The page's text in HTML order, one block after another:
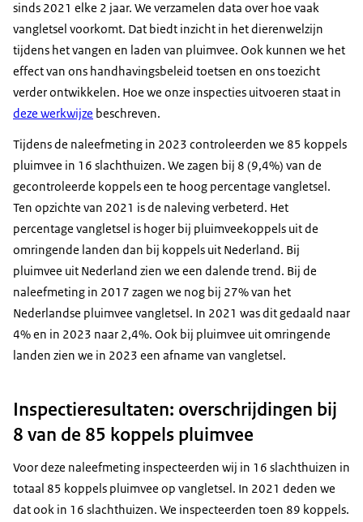
sinds 2021 elke 2 jaar. We verzamelen data over hoe vaak
vangletsel voorkomt. Dat biedt inzicht in het dierenwelzijn
tijdens het vangen en laden van pluimvee. Ook kunnen we het
effect van ons handhavingsbeleid toetsen en ons toezicht
verder ontwikkelen. Hoe we onze inspecties uitvoeren staat in
deze werkwijze beschreven.
Tijdens de naleefmeting in 2023 controleerden we 85 koppels
pluimvee in 16 slachthuizen. We zagen bij 8 (9,4%) van de
gecontroleerde koppels een te hoog percentage vangletsel.
Ten opzichte van 2021 is de naleving verbeterd. Het
percentage vangletsel is hoger bij pluimveekoppels uit de
omringende landen dan bij koppels uit Nederland. Bij
pluimvee uit Nederland zien we een dalende trend. Bij de
naleefmeting in 2017 zagen we nog bij 27% van het
Nederlandse pluimvee vangletsel. In 2021 was dit gedaald naar
4% en in 2023 naar 2,4%. Ook bij pluimvee uit omringende
landen zien we in 2023 een afname van vangletsel.
Inspectieresultaten: overschrijdingen bij
8 van de 85 koppels pluimvee
Voor deze naleefmeting inspecteerden wij in 16 slachthuizen in
totaal 85 koppels pluimvee op vangletsel. In 2021 deden we
dat ook in 16 slachthuizen. We inspecteerden toen 89 koppels.